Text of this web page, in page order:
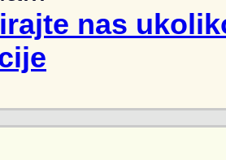
nas